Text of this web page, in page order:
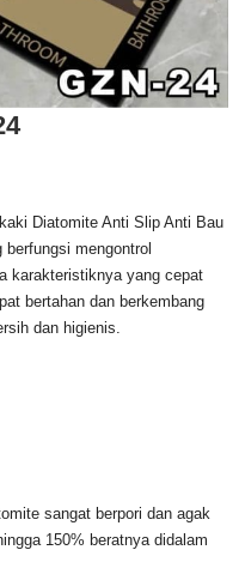
Diatomite Anti Slip Anti Bau
mengontrol
karakteristiknya yang cepat
bertahan dan berkembang
dan higienis.
sangat berpori dan agak
150% beratnya didalam